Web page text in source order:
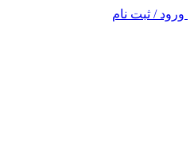
ورود / ثبت نام